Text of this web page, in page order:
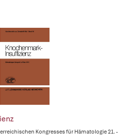
Kongresses für Hämatologie 21. -